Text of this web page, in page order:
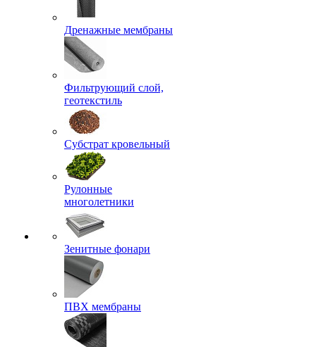
Дренажные мембраны
Фильтрующий слой,
геотекстиль
Субстрат кровельный
Рулонные
многолетники
Зенитные фонари
ПВХ мембраны